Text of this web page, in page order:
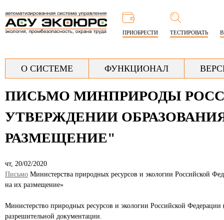
к
ПРИОБРЕСТИ ТЕСТИРОВАТЬ
л
а
в
о
О СИСТЕМЕ ФУНКЦИОНАЛ
ПИСЬМО МИНПРИРОДЫ
УТВЕРЖДЕНИИ
РАЗМЕЩЕНИЕ"
чт, 20/02/2020
Письмо Министерства природных ресурсов и экологии Российской
на их размещение»
Министерство природных ресурсов и экологии Российской
разрешительной документации.